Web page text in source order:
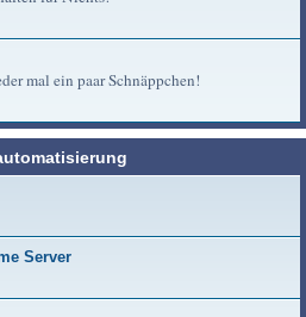
mal ein paar Schnäppchen!
Server